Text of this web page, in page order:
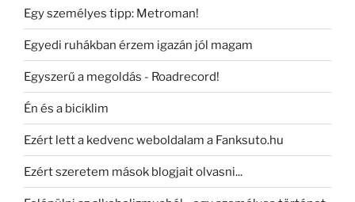
Egy személyes tipp: Metroman!
Egyedi ruhákban érzem igazán jól magam
Egyszerű a megoldás - Roadrecord!
Én és a biciklim
Ezért lett a kedvenc weboldalam a Fanksuto.hu
Ezért szeretem mások blogjait olvasni...